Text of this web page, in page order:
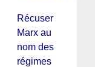
Récuser
Marx au
nom des
régimes